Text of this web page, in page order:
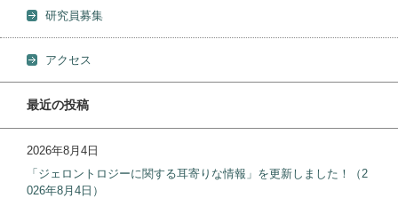
研究員募集
アクセス
最近の投稿
2026年8月4日
「ジェロントロジーに関する耳寄りな情報」を更新しました！（2
026年8月4日）